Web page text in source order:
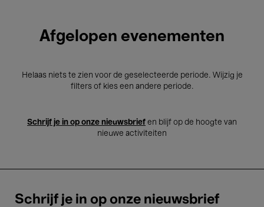
Afgelopen evenementen
Helaas niets te zien voor de geselecteerde periode. Wijzig je
filters of kies een andere periode.
Schrijf je in op onze nieuwsbrief en blijf op de hoogte van
nieuwe activiteiten
Schrijf je in op onze nieuwsbrief